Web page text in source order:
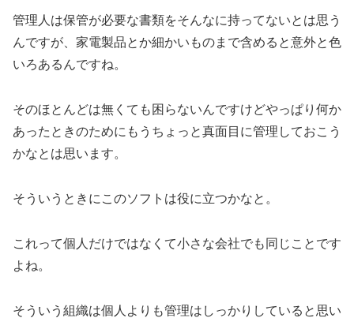
管理人は保管が必要な書類をそんなに持ってないとは思う
んですが、家電製品とか細かいものまで含めると意外と色
いろあるんですね。
そのほとんどは無くても困らないんですけどやっぱり何か
あったときのためにもうちょっと真面目に管理しておこう
かなとは思います。
そういうときにこのソフトは役に立つかなと。
これって個人だけではなくて小さな会社でも同じことです
よね。
そういう組織は個人よりも管理はしっかりしていると思い